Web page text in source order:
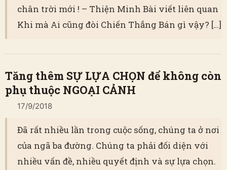
chân trời mới ! – Thiện Minh Bài viết liên quan
Khi mà Ai cũng đòi Chiến Thắng Bán gì vậy? […]
Tăng thêm SỰ LỰA CHỌN để không còn
phụ thuộc NGOẠI CẢNH
17/9/2018
Đã rất nhiều lần trong cuộc sống, chúng ta ở nơi
của ngã ba đường. Chúng ta phải đối diện với
nhiều vấn đề, nhiều quyết định và sự lựa chọn.